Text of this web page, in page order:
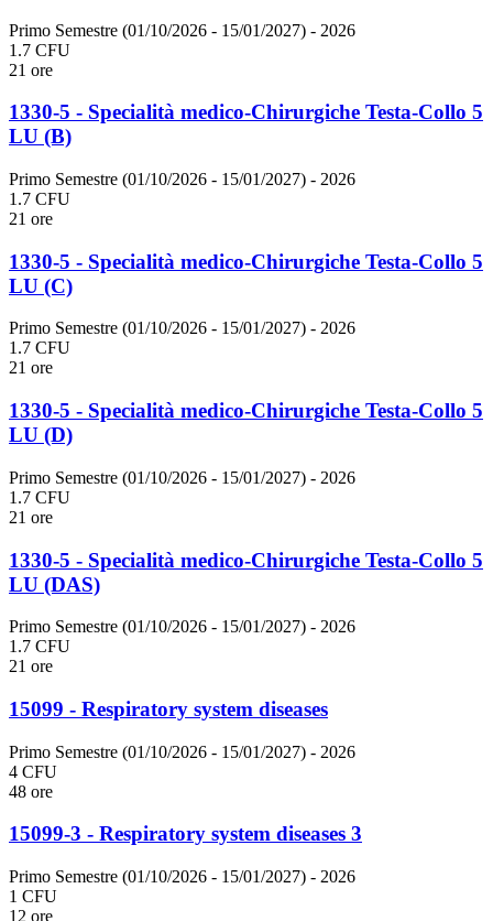
Primo Semestre (01/10/2026 - 15/01/2027) - 2026
1.7 CFU
21 ore
1330-5 - Specialità medico-Chirurgiche Testa-Collo 5
LU (B)
Primo Semestre (01/10/2026 - 15/01/2027) - 2026
1.7 CFU
21 ore
1330-5 - Specialità medico-Chirurgiche Testa-Collo 5
LU (C)
Primo Semestre (01/10/2026 - 15/01/2027) - 2026
1.7 CFU
21 ore
1330-5 - Specialità medico-Chirurgiche Testa-Collo 5
LU (D)
Primo Semestre (01/10/2026 - 15/01/2027) - 2026
1.7 CFU
21 ore
1330-5 - Specialità medico-Chirurgiche Testa-Collo 5
LU (DAS)
Primo Semestre (01/10/2026 - 15/01/2027) - 2026
1.7 CFU
21 ore
15099 - Respiratory system diseases
Primo Semestre (01/10/2026 - 15/01/2027) - 2026
4 CFU
48 ore
15099-3 - Respiratory system diseases 3
Primo Semestre (01/10/2026 - 15/01/2027) - 2026
1 CFU
12 ore